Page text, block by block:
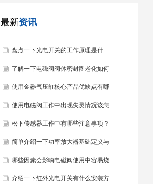
最新资讯
盘点一下光电开关的工作原理是什
么？
了解一下电磁阀阀体密封圈老化如何
处理？
使用金器气压缸核心产品优缺点有哪
些？
使用电磁阀工作中出现失灵情况该怎
么办？
松下传感器工作中有哪些注意事项？
简单介绍一下功率放大器基础定义与
结构组成？
哪些因素会影响电磁阀使用中容易烧
毁？
介绍一下红外光电开关有什么安装方